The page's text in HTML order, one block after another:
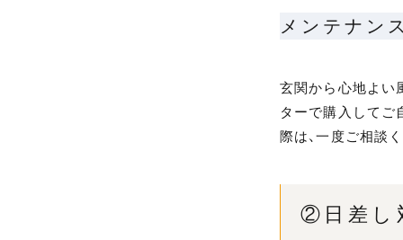
メンテナン
玄関から心地よい
ターで購入してご
際は、一度ご相談
②日差し